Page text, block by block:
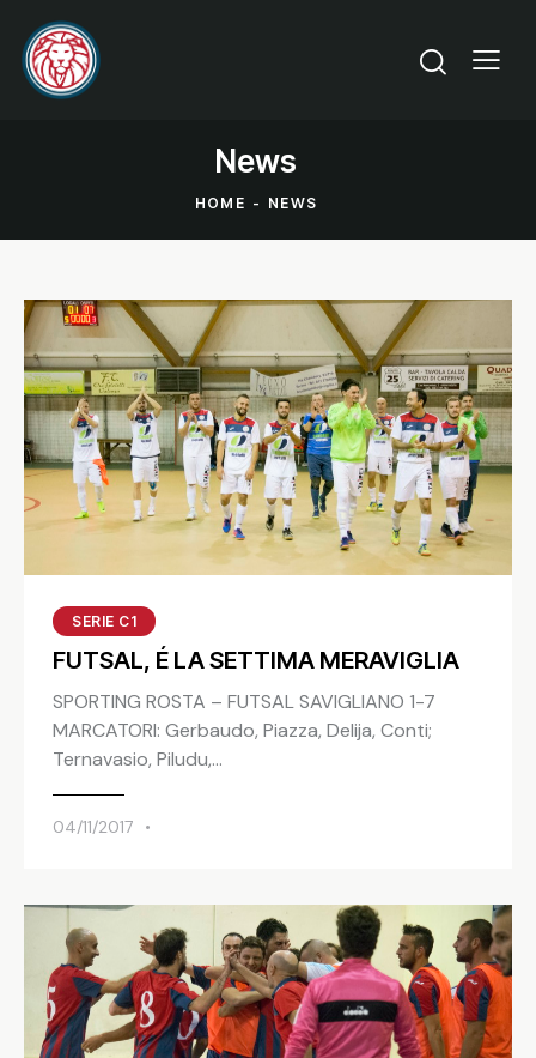
News
HOME NEWS
SERIE C1
FUTSAL, É LA SETTIMA MERAVIGLIA
SPORTING ROSTA – FUTSAL SAVIGLIANO 1-7
MARCATORI: Gerbaudo, Piazza, Delija, Conti;
Ternavasio, Piludu,…
04/11/2017